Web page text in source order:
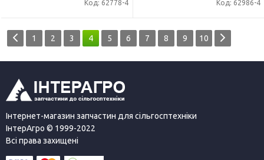
Код: 62778-4 Код: 62986-4
1 2 3 4 5 6 7 8 9 10
Інтернет-магазин запчастин для сільгосптехніки
ІнтерАгро © 1999-2022
Всі права захищені